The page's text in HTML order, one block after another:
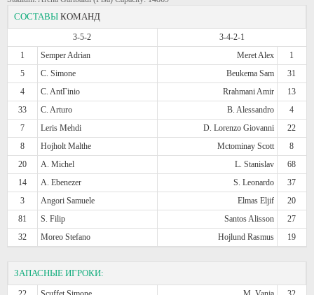
СОСТАВЫ КОМАНД
3-5-2
3-4-2-1
1
Semper Adrian Meret Alex
1
5
C. Simone Beukema Sam
31
4
C. AntГіnio Rrahmani Amir
13
33
C. Arturo B. Alessandro
4
7
Leris Mehdi D. Lorenzo Giovanni
22
8
Hojholt Malthe Mctominay Scott
8
20
A. Michel L. Stanislav
68
14
A. Ebenezer S. Leonardo
37
3
Angori Samuele Elmas Eljif
20
81
S. Filip Santos Alisson
27
32
Moreo Stefano Hojlund Rasmus 19
ЗАПАСНЫЕ ИГРОКИ: